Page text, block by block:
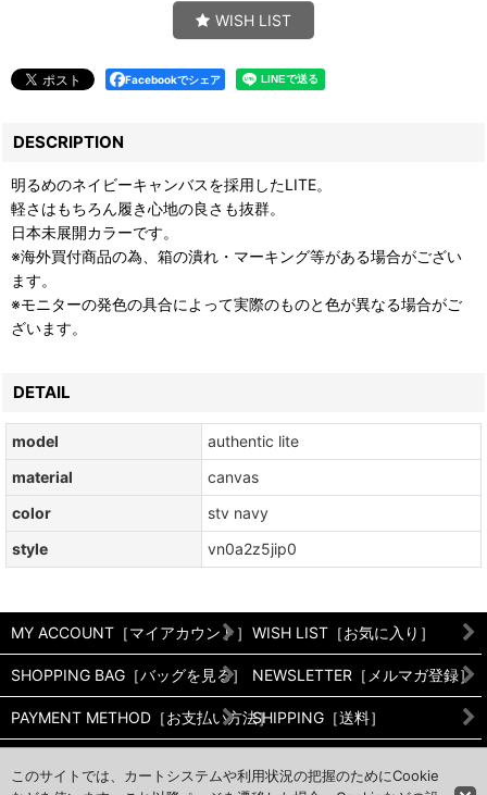
WISH LIST
Facebookでシェア
DESCRIPTION
明るめのネイビーキャンバスを採用したLITE。
軽さはもちろん履き心地の良さも抜群。
日本未展開カラーです。
※海外買付商品の為、箱の潰れ・マーキング等がある場合がござい
ます。
※モニターの発色の具合によって実際のものと色が異なる場合がご
ざいます。
DETAIL
model
authentic lite
material
canvas
color
stv navy
style
vn0a2z5jip0
MY ACCOUNT［マイアカウント］ WISH LIST［お気に入り］
SHOPPING BAG［バッグを見る］ NEWSLETTER［メルマガ登録］
PAYMENT METHOD［お支払い方法］SHIPPING［送料］
このサイトでは、カートシステムや利用状況の把握のためにCookie